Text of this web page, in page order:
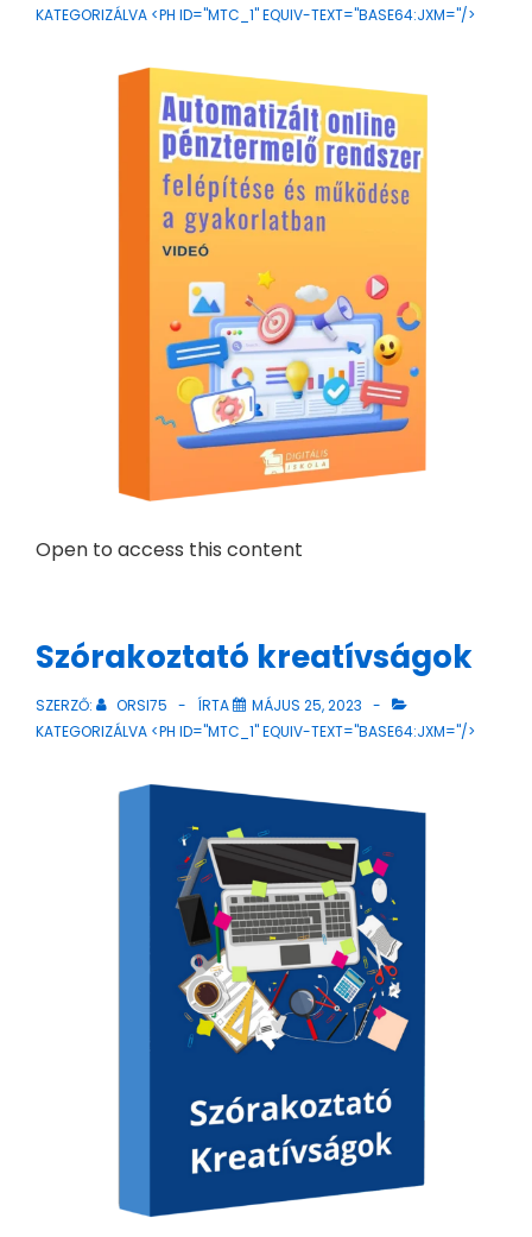
KATEGORIZÁLVA <PH ID="MTC_1" EQUIV-TEXT="BASE64:JXM="/>
Open to access this content
Szórakoztató kreatívságok
SZERZŐ: ORSI75 ÍRTA
MÁJUS 25, 2023
KATEGORIZÁLVA <PH ID="MTC_1" EQUIV-TEXT="BASE64:JXM="/>